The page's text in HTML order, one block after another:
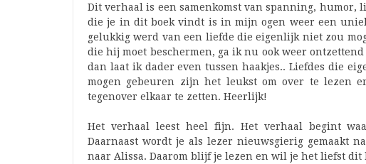
Dit verhaal is een samenkomst van spanning, humor,
die je in dit boek vindt is in mijn ogen weer een
gelukkig werd van een liefde die eigenlijk niet zou
die hij moet beschermen, ga ik nu ook weer ontzettend
dan laat ik dader even tussen haakjes.. Liefdes die
mogen gebeuren zijn het leukst om over te lezen
tegenover elkaar te zetten. Heerlijk!
Het verhaal leest heel fijn. Het verhaal begint
Daarnaast wordt je als lezer nieuwsgierig gemaakt
naar Alissa. Daarom blijf je lezen en wil je het liefst dit